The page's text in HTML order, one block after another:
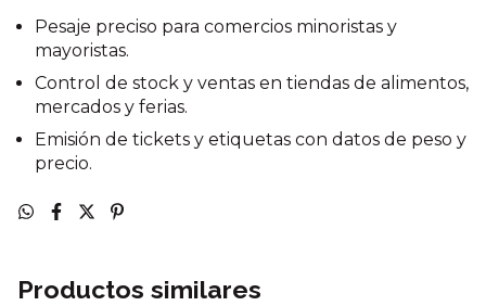
Pesaje preciso para comercios minoristas y
mayoristas.
Control de stock y ventas en tiendas de alimentos,
mercados y ferias.
Emisión de tickets y etiquetas con datos de peso y
precio.
Productos similares